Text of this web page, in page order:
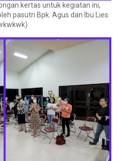
kertas untuk kegiatan ini,
pasutri Bpk. Agus dan Ibu Lies.